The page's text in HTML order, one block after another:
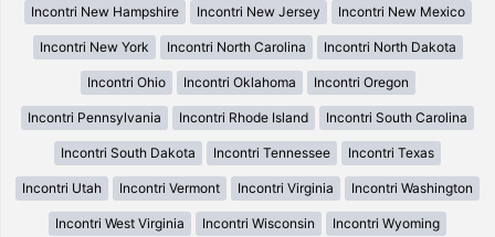
Incontri New Hampshire Incontri New Jersey Incontri New Mexico
Incontri New York Incontri North Carolina Incontri North Dakota
Incontri Ohio Incontri Oklahoma Incontri Oregon
Incontri Pennsylvania Incontri Rhode Island Incontri South Carolina
Incontri South Dakota Incontri Tennessee Incontri Texas
Incontri Utah Incontri Vermont Incontri Virginia Incontri Washington
Incontri West Virginia Incontri Wisconsin Incontri Wyoming